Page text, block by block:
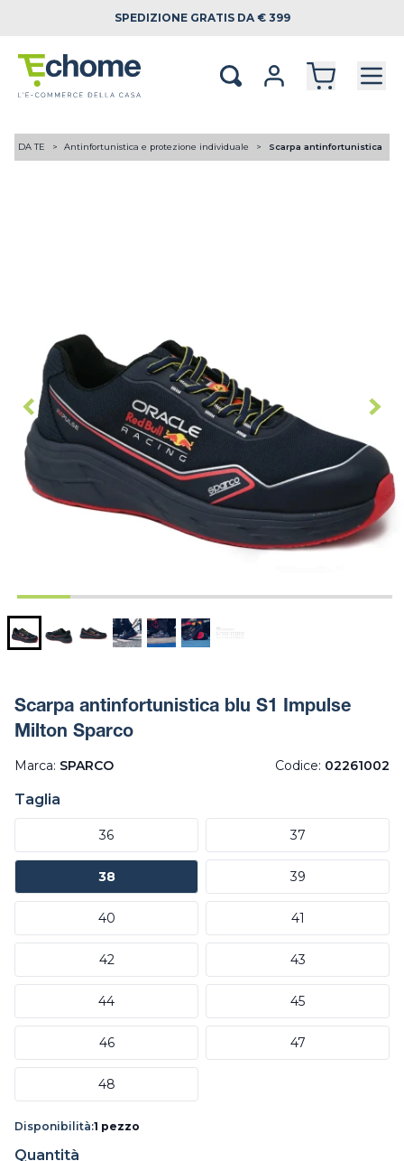
SPEDIZIONE GRATIS DA € 399
FAI DA TE Antinfortunistica e protezione individuale Scarpa antinfortunistica
Scarpa antinfortunistica blu S1 Impulse
Milton Sparco
Marca: SPARCO Codice: 02261002
Taglia
36 37
38 39
40 41
42 43
44 45
46 47
48
Disponibilità:1 pezzo
Quantità